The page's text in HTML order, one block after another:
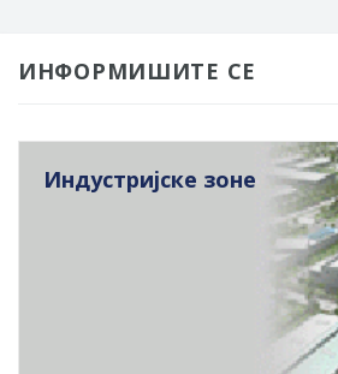
ИНФОРМИШИТЕ СЕ
Индустријске зоне